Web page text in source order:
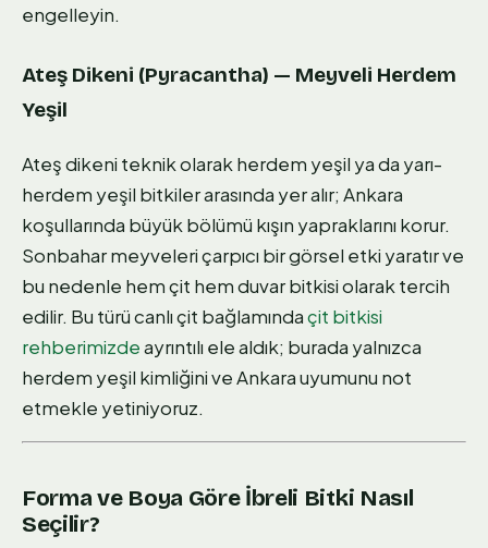
engelleyin.
Ateş Dikeni (Pyracantha) — Meyveli Herdem
Yeşil
Ateş dikeni teknik olarak herdem yeşil ya da yarı-
herdem yeşil bitkiler arasında yer alır; Ankara
koşullarında büyük bölümü kışın yapraklarını korur.
Sonbahar meyveleri çarpıcı bir görsel etki yaratır ve
bu nedenle hem çit hem duvar bitkisi olarak tercih
edilir. Bu türü canlı çit bağlamındaçit bitkisi
rehberimizdeayrıntılı ele aldık; burada yalnızca
herdem yeşil kimliğini ve Ankara uyumunu not
etmekle yetiniyoruz.
Forma ve Boya Göre İbreli Bitki Nasıl
Seçilir?